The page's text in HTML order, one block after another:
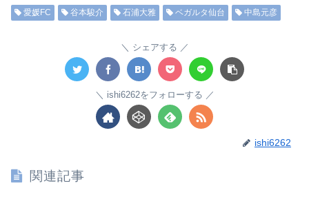
愛媛FC 谷本駿介 石浦大雅 ベガルタ仙台 中島元彦
シェアする
ishi6262をフォローする
ishi6262
関連記事